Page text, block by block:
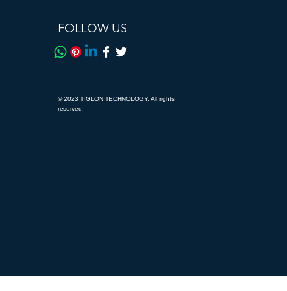
FOLLOW US
© 2023 TIGLON TECHNOLOGY. All rights
reserved.